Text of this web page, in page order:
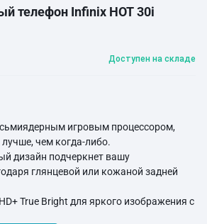
телефон Infinix HOT 30i
Доступен на складе
игровым процессором,
чем когда-либо.
дизайн подчеркнет вашу
глянцевой или кожаной задней
True Bright для яркого изображения с